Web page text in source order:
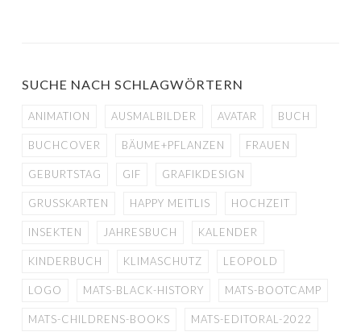
SUCHE NACH SCHLAGWÖRTERN
ANIMATION AUSMALBILDER AVATAR BUCH
BUCHCOVER BÄUME+PFLANZEN FRAUEN
GEBURTSTAG GIF GRAFIKDESIGN
GRUSSKARTEN HAPPY MEITLIS HOCHZEIT
INSEKTEN JAHRESBUCH KALENDER
KINDERBUCH KLIMASCHUTZ LEOPOLD
LOGO MATS-BLACK-HISTORY MATS-BOOTCAMP
MATS-CHILDRENS-BOOKS MATS-EDITORAL-2022